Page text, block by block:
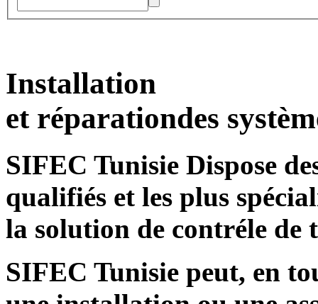
Installation
et réparationdes
SIFEC Tunisie Dispose
qualifiés et les plus
la solution de contréle de
SIFEC Tunisie peut, en